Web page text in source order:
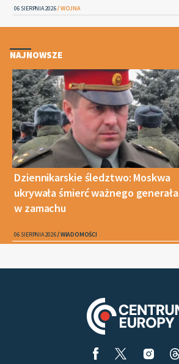
06 SIERPNIA 2026 WOJNA
NAJNOWSZE
Dziennikarskie śledztwo: Moskwa
ukrywała śmierć ważnego generała
w zamachu
06 SIERPNIA 2026 WIADOMOŚCI